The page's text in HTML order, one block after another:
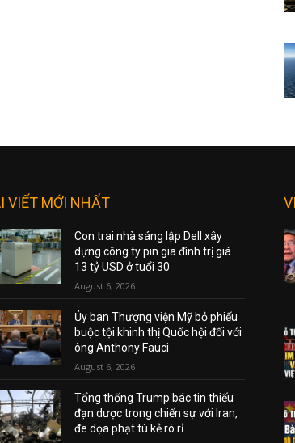
VIẾT MỚI NHẤT
Con trai nhà sáng lập Dell xây
dựng công ty pin gia đình trị giá
13 tỷ USD ở tuổi 30
August 6, 2026
Ủy ban Thượng viện Mỹ bỏ phiếu
buộc tội khinh thị Quốc hội đối với
ông Anthony Fauci
August 6, 2026
Tổng thống Trump bác tin thiếu
đạn dược trong chiến sự với Iran,
đe dọa phạt tù kẻ rò rỉ